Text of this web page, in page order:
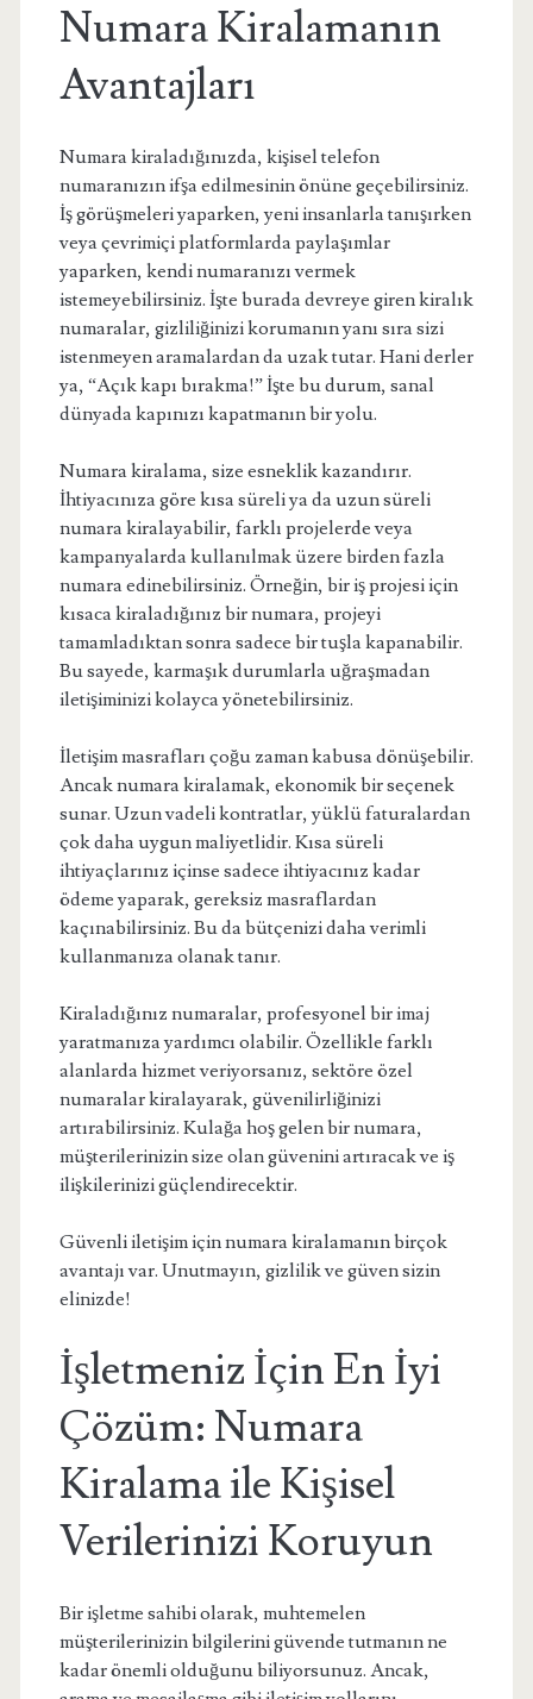
Numara Kiralamanın
Avantajları
Numara kiraladığınızda, kişisel telefon
numaranızın ifşa edilmesinin önüne geçebilirsiniz.
İş görüşmeleri yaparken, yeni insanlarla tanışırken
veya çevrimiçi platformlarda paylaşımlar
yaparken, kendi numaranızı vermek
istemeyebilirsiniz. İşte burada devreye giren kiralık
numaralar, gizliliğinizi korumanın yanı sıra sizi
istenmeyen aramalardan da uzak tutar. Hani derler
ya, “Açık kapı bırakma!” İşte bu durum, sanal
dünyada kapınızı kapatmanın bir yolu.
Numara kiralama, size esneklik kazandırır.
İhtiyacınıza göre kısa süreli ya da uzun süreli
numara kiralayabilir, farklı projelerde veya
kampanyalarda kullanılmak üzere birden fazla
numara edinebilirsiniz. Örneğin, bir iş projesi için
kısaca kiraladığınız bir numara, projeyi
tamamladıktan sonra sadece bir tuşla kapanabilir.
Bu sayede, karmaşık durumlarla uğraşmadan
iletişiminizi kolayca yönetebilirsiniz.
İletişim masrafları çoğu zaman kabusa dönüşebilir.
Ancak numara kiralamak, ekonomik bir seçenek
sunar. Uzun vadeli kontratlar, yüklü faturalardan
çok daha uygun maliyetlidir. Kısa süreli
ihtiyaçlarınız içinse sadece ihtiyacınız kadar
ödeme yaparak, gereksiz masraflardan
kaçınabilirsiniz. Bu da bütçenizi daha verimli
kullanmanıza olanak tanır.
Kiraladığınız numaralar, profesyonel bir imaj
yaratmanıza yardımcı olabilir. Özellikle farklı
alanlarda hizmet veriyorsanız, sektöre özel
numaralar kiralayarak, güvenilirliğinizi
artırabilirsiniz. Kulağa hoş gelen bir numara,
müşterilerinizin size olan güvenini artıracak ve iş
ilişkilerinizi güçlendirecektir.
Güvenli iletişim için numara kiralamanın birçok
avantajı var. Unutmayın, gizlilik ve güven sizin
elinizde!
İşletmeniz İçin En İyi
Çözüm: Numara
Kiralama ile Kişisel
Verilerinizi Koruyun
Bir işletme sahibi olarak, muhtemelen
müşterilerinizin bilgilerini güvende tutmanın ne
kadar önemli olduğunu biliyorsunuz. Ancak,